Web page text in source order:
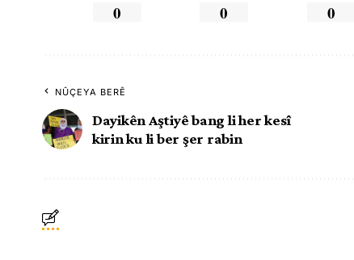
0 0 0
NÛÇEYA BERÊ
Dayikên Aştiyê bang li her kesî
kirin ku li ber şer rabin